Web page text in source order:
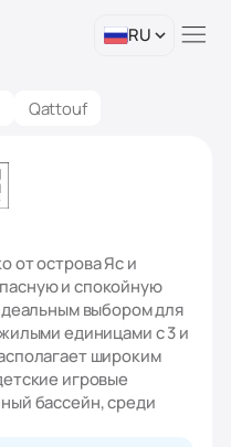
RU
Qattouf
от острова Яс и
и спокойную
выбором для
единицами с 3 и
широким
игровые
бассейн, среди